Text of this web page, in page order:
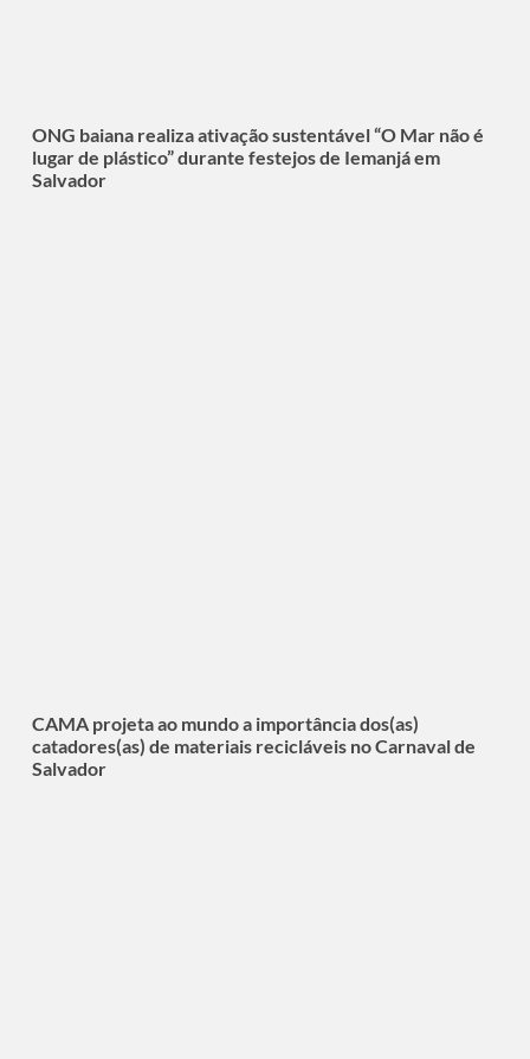
ONG baiana realiza ativação sustentável “O Mar não é
lugar de plástico” durante festejos de Iemanjá em
Salvador
CAMA projeta ao mundo a importância dos(as)
catadores(as) de materiais recicláveis no Carnaval de
Salvador